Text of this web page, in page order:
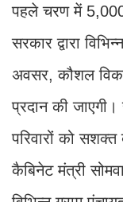
पहले चरण में 5,000
सरकार द्वारा
अवसर, कौशल
प्रदान की जाएगी।
परिवारों को सशक्त
कैबिनेट मंत्री